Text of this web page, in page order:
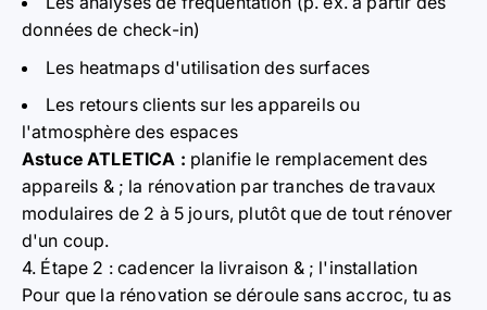
données de check-in)
Les heatmaps d'utilisation des surfaces
Les retours clients sur les appareils ou
l'atmosphère des espaces
Astuce ATLETICA : planifie le remplacement des
appareils & ; la rénovation par tranches de travaux
modulaires de 2 à 5 jours, plutôt que de tout rénover
d'un coup.
4. Étape 2 : cadencer la livraison & ; l'installation
Pour que la rénovation se déroule sans accroc, tu as